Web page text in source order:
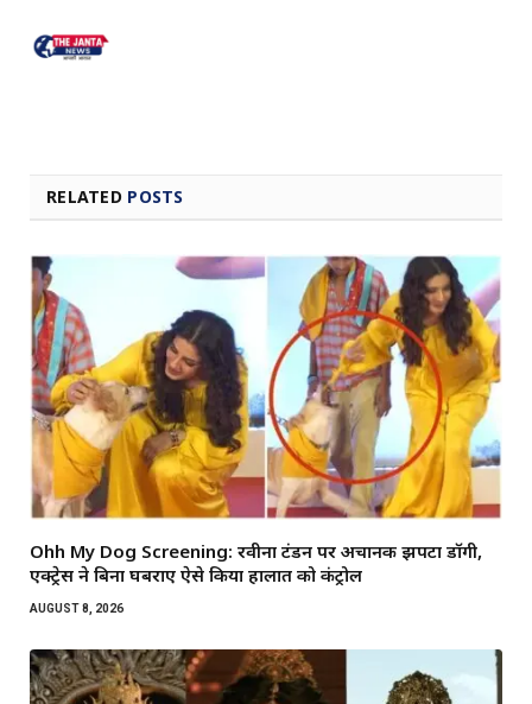
RELATED POSTS
Ohh My Dog Screening: रवीना टंडन पर अचानक झपटा डॉगी,
एक्ट्रेस ने बिना घबराए ऐसे किया हालात को कंट्रोल
AUGUST 8, 2026